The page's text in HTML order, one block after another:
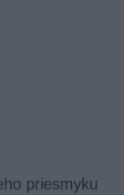
priesmyku